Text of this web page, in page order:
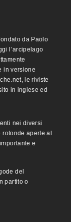
da Paolo
l’arcipelago
in versione
le riviste
in inglese ed
nei diversi
rotonde aperte al
e
del
partito o